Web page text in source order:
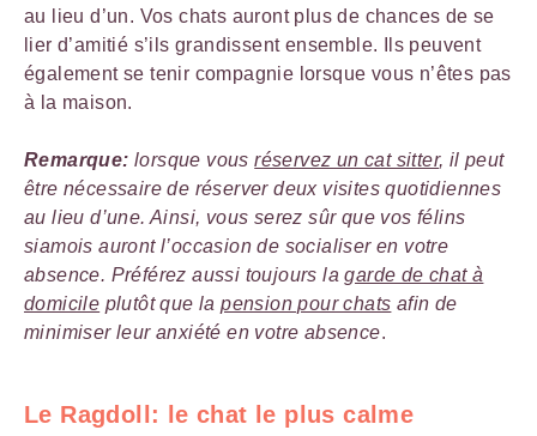
au lieu d’un. Vos chats auront plus de chances de se
lier d’amitié s’ils grandissent ensemble. Ils peuvent
également se tenir compagnie lorsque vous n’êtes pas
à la maison.
Remarque: lorsque vousréservez un cat sitter, il peut
être nécessaire de réserver deux visites quotidiennes
au lieu d’une. Ainsi, vous serez sûr que vos félins
siamois auront l’occasion de socialiser en votre
absence. Préférez aussi toujours lagarde de chat à
domicile plutôt que lapension pour chats afin de
minimiser leur anxiété en votre absence.
Le Ragdoll: le chat le plus calme